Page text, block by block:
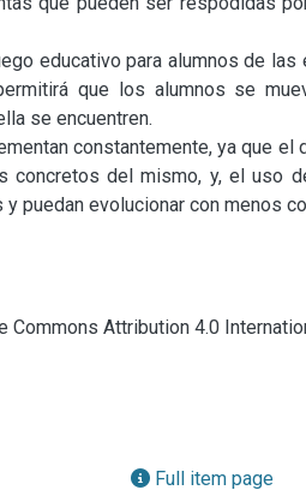
educativo para alumnos de las
que los alumnos se
se encuentren.
constantemente, ya que el
del mismo, y, el uso
puedan evolucionar con menos
Commons Attribution 4.0
Full item page